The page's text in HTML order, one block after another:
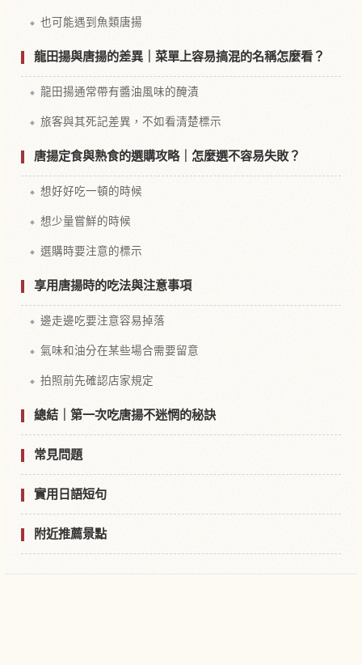
也可能遇到魚類唐揚
龍田揚與唐揚的差異｜菜單上容易搞混的名稱怎麼看？
龍田揚通常帶有醬油風味的醃漬
旅客與其死記差異，不如看清楚標示
唐揚定食與熟食的選購攻略｜怎麼選不容易失敗？
想好好吃一頓的時候
想少量嘗鮮的時候
選購時要注意的標示
享用唐揚時的吃法與注意事項
邊走邊吃要注意容易掉落
氣味和油分在某些場合需要留意
拍照前先確認店家規定
總結｜第一次吃唐揚不迷惘的秘訣
常見問題
實用日語短句
附近推薦景點